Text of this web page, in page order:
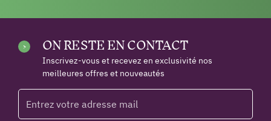
ON RESTE EN CONTACT
Inscrivez-vous et recevez en exclusivité nos
meilleures offres et nouveautés